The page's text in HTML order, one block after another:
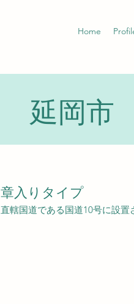
Home
延岡市
章入りタイプ
直轄国道である国道10号に設置